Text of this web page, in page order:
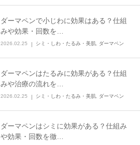
ダーマペンで小じわに効果はある？仕組
みや効果・回数を…
2026.02.25 シミ・しわ・たるみ・美肌 ダーマペン
ダーマペンはたるみに効果がある？仕組
みや治療の流れを…
2026.02.25 シミ・しわ・たるみ・美肌 ダーマペン
ダーマペンはシミに効果がある？仕組み
や効果・回数を徹…